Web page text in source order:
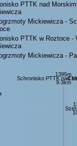
PTTK nad
Mickiewicza -
PTTK w Roztoce -
Mickiewicza -
Schronisko PTTK nad
1395m
9.3km